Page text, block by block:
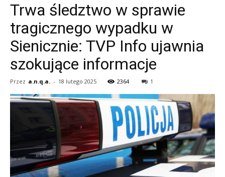
Trwa śledztwo w sprawie
tragicznego wypadku w
Sienicznie: TVP Info ujawnia
szokujące informacje
Przez a.n.q.a. - 18 lutego 2025 2364 1